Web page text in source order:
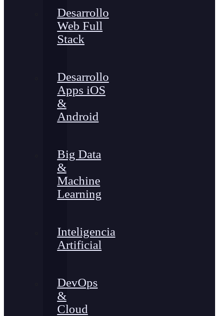
Desarrollo
Web Full
Stack
Desarrollo
Apps iOS
&
Android
Big Data
&
Machine
Learning
Inteligencia
Artificial
DevOps
&
Cloud